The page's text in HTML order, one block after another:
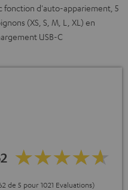
fonction d'auto-appariement, 5
(XS, S, M, L, XL) en
USB-C
de 5 pour 1021 Evaluations)